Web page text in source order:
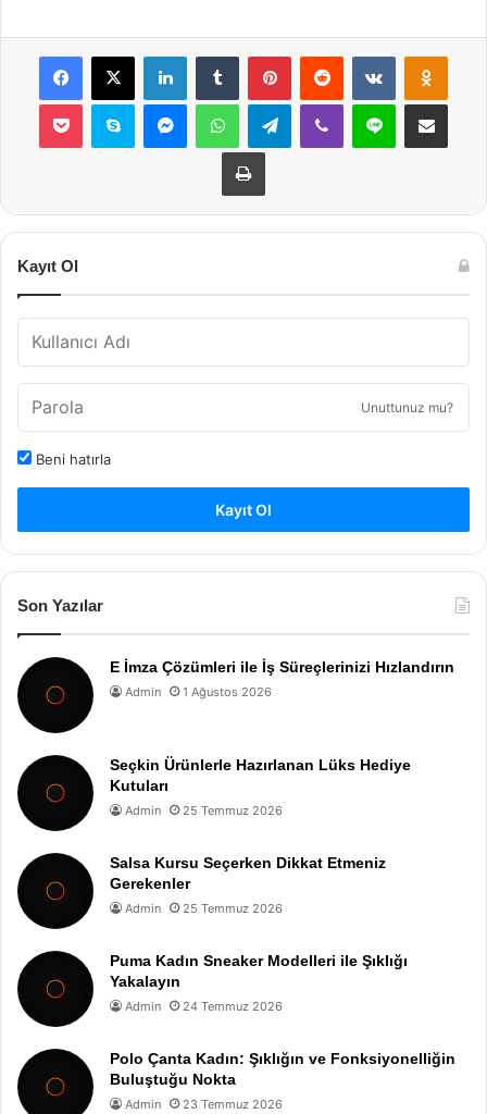
Facebook
X LinkedInTumblr PinterestReddit VKontakte
Pocket Skype MessengerWhatsAppTelegramViber Line E-Posta ile
Yazdır
Kayıt Ol
Unuttunuz mu?
Beni hatırla
Kayıt Ol
Son Yazılar
E İmza Çözümleri ile İş Süreçlerinizi Hızlandırın
Admin 1 Ağustos 2026
Seçkin Ürünlerle Hazırlanan Lüks Hediye
Kutuları
Admin 25 Temmuz 2026
Salsa Kursu Seçerken Dikkat Etmeniz
Gerekenler
Admin 25 Temmuz 2026
Puma Kadın Sneaker Modelleri ile Şıklığı
Yakalayın
Admin 24 Temmuz 2026
Polo Çanta Kadın: Şıklığın ve Fonksiyonelliğin
Buluştuğu Nokta
Admin 23 Temmuz 2026